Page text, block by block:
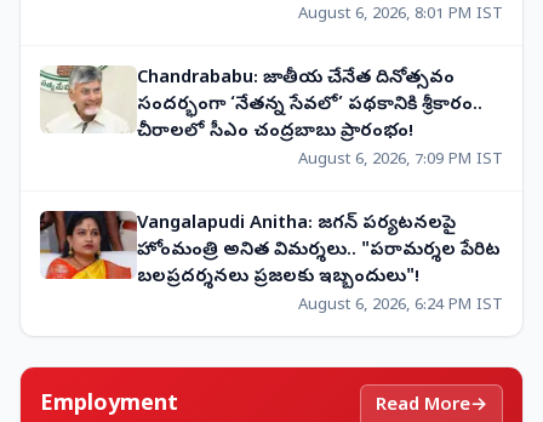
August 6, 2026, 8:01 PM IST
Chandrababu: జాతీయ చేనేత దినోత్సవం
సందర్భంగా ‘నేతన్న సేవలో’ పథకానికి శ్రీకారం..
చీరాలలో సీఎం చంద్రబాబు ప్రారంభం!
August 6, 2026, 7:09 PM IST
Vangalapudi Anitha: జగన్ పర్యటనలపై
హోంమంత్రి అనిత విమర్శలు.. "పరామర్శల పేరిట
బలప్రదర్శనలు ప్రజలకు ఇబ్బందులు"!
August 6, 2026, 6:24 PM IST
Employment Read More→